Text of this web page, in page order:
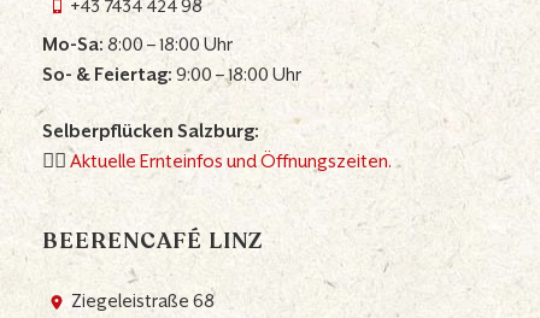
+43 7434 424 98
Mo-Sa:8:00 – 18:00 Uhr
So- & Feiertag:9:00 – 18:00 Uhr
Selberpflücken Salzburg:
👉🏼Aktuelle Ernteinfos und Öffnungszeiten.
BEERENCAFÉ LINZ
Ziegeleistraße 68